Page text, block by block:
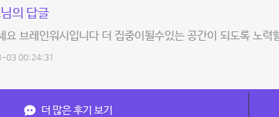
의 답글
요 브레인워시입니다 더 집중이될수있는 공간이 되도록 노력
03 00:24:31
더 많은 후기 보기